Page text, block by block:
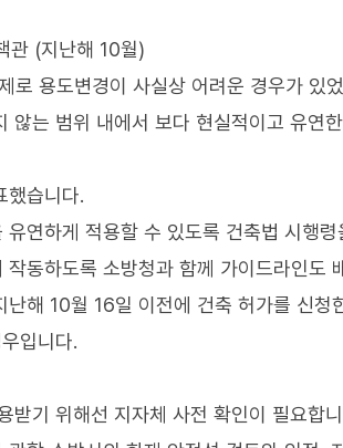
관 (지난해 10월)
로 용도변경이 사실상 어려운 경우가 있
않는 범위 내에서 보다 현실적이고 유연
했습니다.
연하게 적용할 수 있도록 건축법 시행령
동하도록 소방청과 함께 가이드라인도
난해 10월 16일 이전에 건축 허가를 신
입니다.
받기 위해선 지자체 사전 확인이 필요합